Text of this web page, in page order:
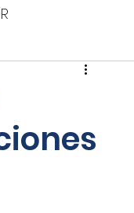
Siglo de Torreón